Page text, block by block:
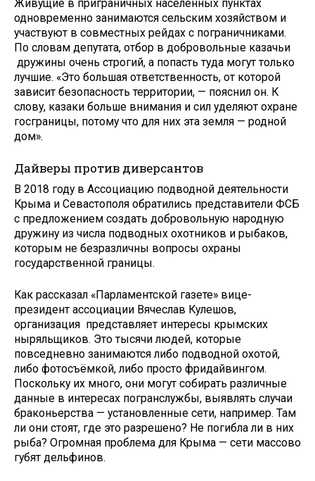
Живущие в приграничных населённых пунктах
одновременно занимаются сельским хозяйством и
участвуют в совместных рейдах с пограничниками.
По словам депутата, отбор в добровольные казачьи
дружины очень строгий, а попасть туда могут только
лучшие. «Это большая ответственность, от которой
зависит безопасность территории, — пояснил он. К
слову, казаки больше внимания и сил уделяют охране
госграницы, потому что для них эта земля — родной
дом».
Дайверы против диверсантов
В 2018 году в Ассоциацию подводной деятельности
Крыма и Севастополя обратились представители ФСБ
с предложением создать добровольную народную
дружину из числа подводных охотников и рыбаков,
которым не безразличны вопросы охраны
государственной границы.
Как рассказал «Парламентской газете» вице-
президент ассоциации Вячеслав Кулешов,
организация представляет интересы крымских
ныряльщиков. Это тысячи людей, которые
повседневно занимаются либо подводной охотой,
либо фотосъёмкой, либо просто фридайвингом.
Поскольку их много, они могут собирать различные
данные в интересах погранслужбы, выявлять случаи
браконьерства — установленные сети, например. Там
ли они стоят, где это разрешено? Не погибла ли в них
рыба? Огромная проблема для Крыма — сети массово
губят дельфинов.